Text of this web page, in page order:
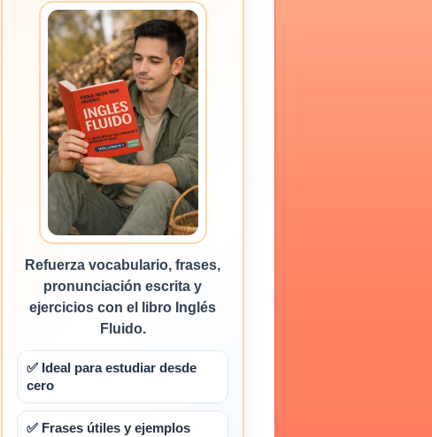
Refuerza vocabulario, frases,
pronunciación escrita y
ejercicios con el libro Inglés
Fluido.
✅ Ideal para estudiar desde
cero
✅ Frases útiles y ejemplos